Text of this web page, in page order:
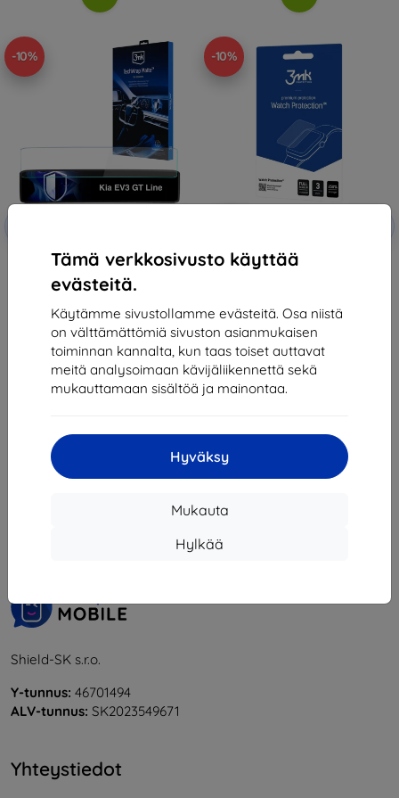
Tämä verkkosivusto käyttää
evästeitä.
Käytämme sivustollamme evästeitä. Osa niistä
on välttämättömiä sivuston asianmukaisen
toiminnan kannalta, kun taas toiset auttavat
meitä analysoimaan kävijäliikennettä sekä
mukauttamaan sisältöä ja mainontaa.
Hyväksy
Mukauta
Hylkää
-10%
3mk TechWrap Matte Center
Display Protective film for Kia
EV3 GT Line 2024-
46,71 €
Varastossa > 5 kpl
-10%
3mk Watch Protection ARC
Protective film for Garett
11,61 €
Varastossa > 5 kpl
yhteensä6.
Shield-SK s.r.o.
Y-tunnus: 46701494
ALV-tunnus: SK2023549671
Yhteystiedot